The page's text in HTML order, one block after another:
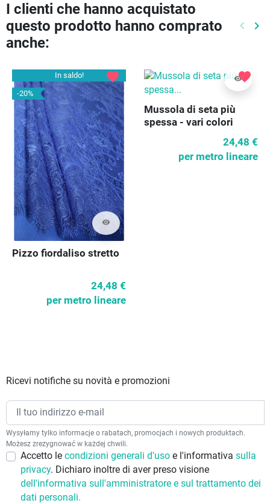
I clienti che hanno acquistato
questo prodotto hanno comprato
anche:
keyboard_arrow_left keyboard_arrow_right
In saldo!
-20%
visibility
favorite
Pizzo fiordaliso stretto
24,48 €
per metro lineare
visibilityfavorite
Mussola di seta più
spessa - vari colori
24,48 €
per metro lineare
Ricevi notifiche su novità e promozioni
Wysyłamy tylko informacje o rabatach, promocjach i nowych produktach.
Możesz zrezygnować w każdej chwili.
Accetto le condizioni generali d'uso e l'informativa sulla
privacy. Dichiaro inoltre di aver preso visione
dell'informativa sull'amministratore e sul trattamento dei
dati personali.